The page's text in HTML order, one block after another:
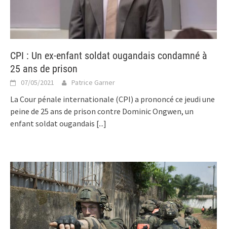
CPI : Un ex-enfant soldat ougandais condamné à
25 ans de prison
07/05/2021 Patrice Garner
La Cour pénale internationale (CPI) a prononcé ce jeudi une
peine de 25 ans de prison contre Dominic Ongwen, un
enfant soldat ougandais [...]